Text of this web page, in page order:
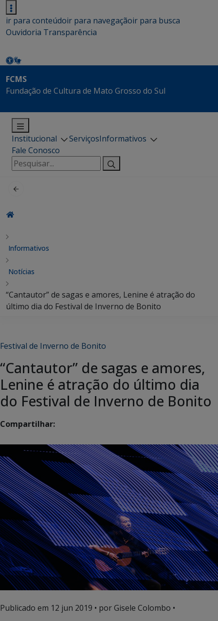
ir para conteúdoir para navegaçãoir para busca
Ouvidoria Transparência
FCMS
Fundação de Cultura de Mato Grosso do Sul
Institucional ServiçosInformativos
Fale Conosco
Pesquisar
por:
Informativos
Notícias
“Cantautor” de sagas e amores, Lenine é atração do
último dia do Festival de Inverno de Bonito
Festival de Inverno de Bonito
“Cantautor” de sagas e amores,
Lenine é atração do último dia
do Festival de Inverno de Bonito
Compartilhar:
Publicado em 12 jun 2019 • por Gisele Colombo •